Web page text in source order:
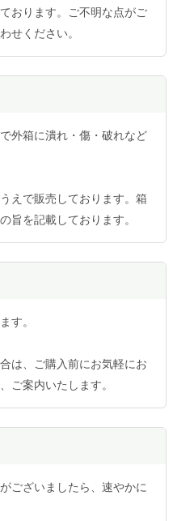
おります。ご不明な点がご
せください。
外箱に潰れ・傷・破れなど
えで販売しております。箱
旨を記載しております。
す。
は、ご購入前にお気軽にお
ご案内いたします。
ございましたら、速やかに